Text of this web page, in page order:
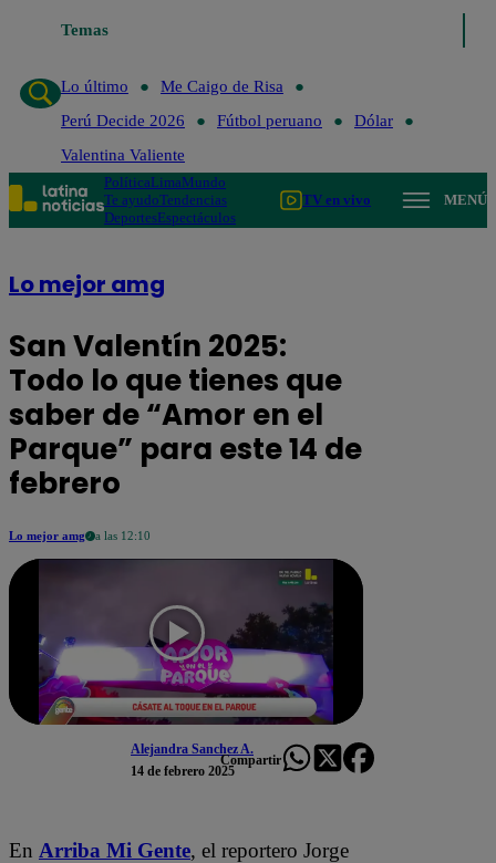
Temas
de Risa Perú Decide 2026
Lo último
Me Caigo de Risa
Perú Decide 2026
Fútbol peruano
Dólar
Valentina Valiente
PolíticaLimaMundo
Te ayudoTendencias
DeportesEspectáculos
TV en vivo MENÚ
Lo mejor amg
San Valentín 2025:
Todo lo que tienes que
saber de “Amor en el
Parque” para este 14 de
febrero
Lo mejor amg a las 12:10
Alejandra Sanchez A.
14 de febrero 2025
Compartir
En Arriba Mi Gente, el reportero Jorge